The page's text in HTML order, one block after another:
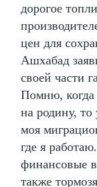
дорогое
цен для
Ашхабад
своей части
Помню, когда
на родину, то
моя
где я
финансовые
также